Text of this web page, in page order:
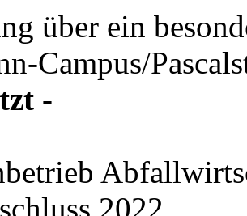
über ein
Campus/
-
2022